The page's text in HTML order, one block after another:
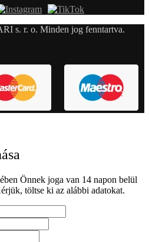
s. r. o. Minden jog fenntartva.
Önnek joga van 14 napon belül
töltse ki az alábbi adatokat.